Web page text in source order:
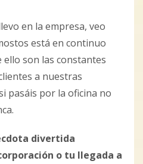
en la empresa, veo
está en continuo
son las constantes
a nuestras
pasáis por la oficina no
divertida
o tu llegada a